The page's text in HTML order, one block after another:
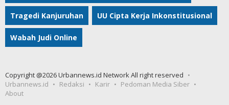
Tragedi Kanjuruhan UU Cipta Kerja Inkonstitusional
Wabah Judi Online
Copyright @2026 Urbannews.id Network All right reserved
Urbannews.id
Redaksi Karir
Pedoman Media Siber
About